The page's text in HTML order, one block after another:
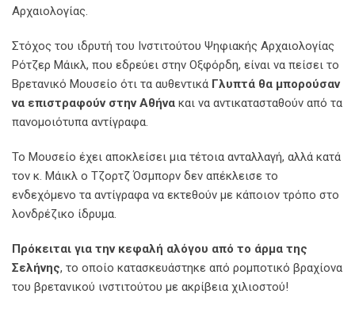
Αρχαιολογίας.
Στόχος του ιδρυτή του Ινστιτούτου Ψηφιακής Αρχαιολογίας
Ρότζερ Μάικλ, που εδρεύει στην Οξφόρδη, είναι να πείσει το
Βρετανικό Μουσείο ότι τα αυθεντικά Γλυπτά θα μπορούσαν
να επιστραφούν στην Αθήνα και να αντικατασταθούν από τα
πανομοιότυπα αντίγραφα.
Το Μουσείο έχει αποκλείσει μια τέτοια ανταλλαγή, αλλά κατά
τον κ. Μάικλ ο Τζορτζ Όσμπορν δεν απέκλεισε το
ενδεχόμενο τα αντίγραφα να εκτεθούν με κάποιον τρόπο στο
λονδρέζικο ίδρυμα.
Πρόκειται για την κεφαλή αλόγου από το άρμα της
Σελήνης, το οποίο κατασκευάστηκε από ρομποτικό βραχίονα
του βρετανικού ινστιτούτου με ακρίβεια χιλιοστού!